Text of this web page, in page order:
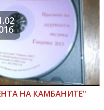
НА КАМБАНИТЕ"